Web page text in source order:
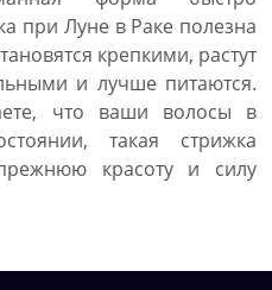
при Луне в Раке полезна
крепкими, растут
и лучше питаются.
что ваши волосы в
такая стрижка
красоту и силу